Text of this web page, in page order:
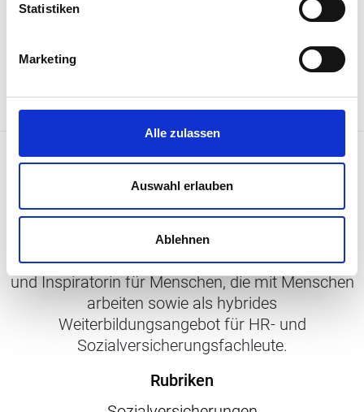
Statistiken
Marketing
Alle zulassen
Auswahl erlauben
Ablehnen
Penso versteht sich als Begleiterin, Ratgeberin
und Inspiratorin für Menschen, die mit Menschen
arbeiten sowie als hybrides
Weiterbildungsangebot für HR- und
Sozialversicherungsfachleute.
Rubriken